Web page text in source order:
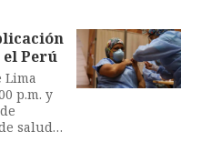
Perú
Lima
p.m. y
salud